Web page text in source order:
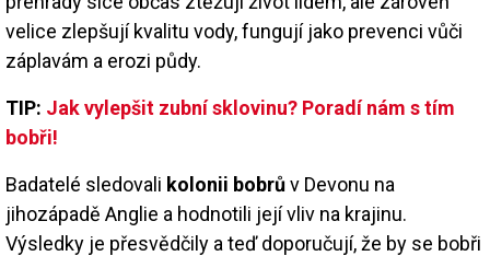
velice zlepšují kvalitu vody, fungují jako prevenci vůči
záplavám a erozi půdy.
TIP: Jak vylepšit zubní sklovinu? Poradí nám s tím
bobři!
Badatelé sledovali kolonii bobrův Devonu na
jihozápadě Anglie a hodnotili její vliv na krajinu.
Výsledky je přesvědčily a teď doporučují, že by se bobři